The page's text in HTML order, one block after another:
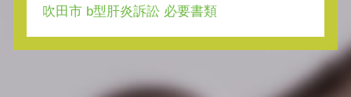
吹田市 b型肝炎訴訟 必要書類